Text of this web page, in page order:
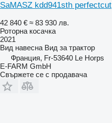
SaMASZ kdd941sth perfectcut
42 840 € ≈ 83 930 лв.
Роторна косачка
2021
Вид навесна Вид за трактор
Франция, Fr-53640 Le Horps
E-FARM GmbH
Свържете се с продавача